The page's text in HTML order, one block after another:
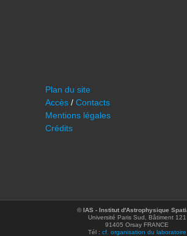
Plan du site
Accès / Contacts
Mentions légales
Crédits
©IAS - Institut d'Astrophysique
Université Paris Sud, Bâtiment 121
91405 Orsay FRANCE
Tél : cf. organisation du laboratoire